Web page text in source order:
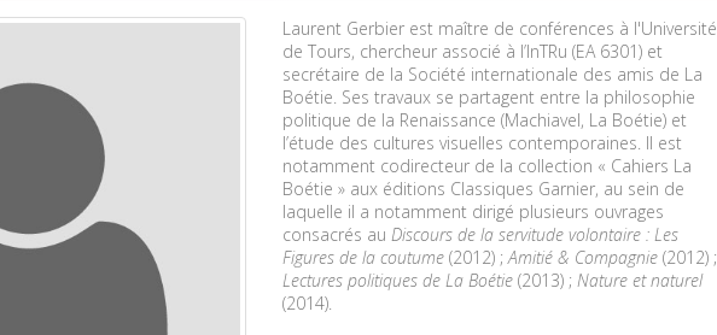
Laurent Gerbier est maître de conférences à l'Université
de Tours, chercheur associé à l’InTRu (EA 6301) et
secrétaire de la Société internationale des amis de La
Boétie. Ses travaux se partagent entre la philosophie
politique de la Renaissance (Machiavel, La Boétie) et
l’étude des cultures visuelles contemporaines. Il est
notamment codirecteur de la collection « Cahiers La
Boétie » aux éditions Classiques Garnier, au sein de
laquelle il a notamment dirigé plusieurs ouvrages
consacrés au Discours de la servitude volontaire : Les
Figures de la coutume (2012) ;Amitié & Compagnie (2012) ;
Lectures politiques de La Boétie (2013) ; Nature et naturel
(2014).